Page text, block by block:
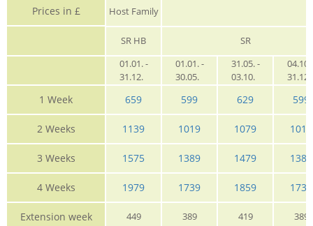
Prices in £ Host Family
SR HB
SR
01.01. -
31.12.
01.01. -
30.05.
31.05. -
03.10.
04.10.
1 Week 659 599 629 599
2 Weeks 1139 1019 1079 1019
3 Weeks 1575 1389 1479 1389
4 Weeks 1979 1739 1859 1739
Extension week 449 389 419 389